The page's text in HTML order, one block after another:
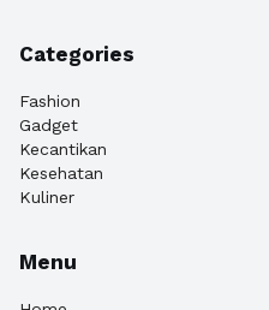
Categories
Fashion
Gadget
Kecantikan
Kesehatan
Kuliner
Menu